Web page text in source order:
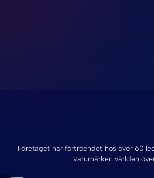
Företaget har förtroendet hos över 60
varumärken världen